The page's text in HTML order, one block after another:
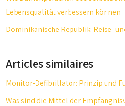
Lebensqualität verbessern können
Dominikanische Republik: Reise-
Articles similaires
Monitor-Defibrillator: Prinzip und
Was sind die Mittel der